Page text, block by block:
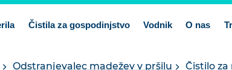
Čistila za gospodinjstvo Vodnik O nas
Odstranjevalec madežev v pršilu Čistilo